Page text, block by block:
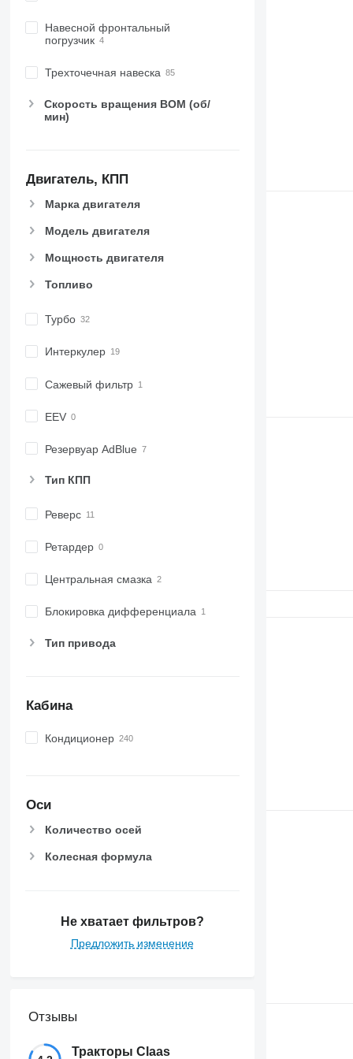
6190
6195 R
6210
6250
6300
6320
6330
6510
6530
6610
6620
6800
6820
6900
6910
6930
7215 R
7280 R
7710
7820
7830
8200
8230
7724
8220
8250
8690
8727
8737
8740
Навесной фронтальный
погрузчик
Трехточечная навеска
Скорость вращения ВОМ (об/
мин)
Двигатель, КПП
Марка двигателя
Модель двигателя
Мощность двигателя
Топливо
Турбо
Интеркулер
Сажевый фильтр
EEV
Резервуар AdBlue
Тип КПП
Реверс
Ретардер
Центральная смазка
Блокировка дифференциала
Тип привода
Кабина
Кондиционер
Оси
Количество осей
Колесная формула
Не хватает фильтров?
Предложить изменение
Отзывы
Тракторы Claas